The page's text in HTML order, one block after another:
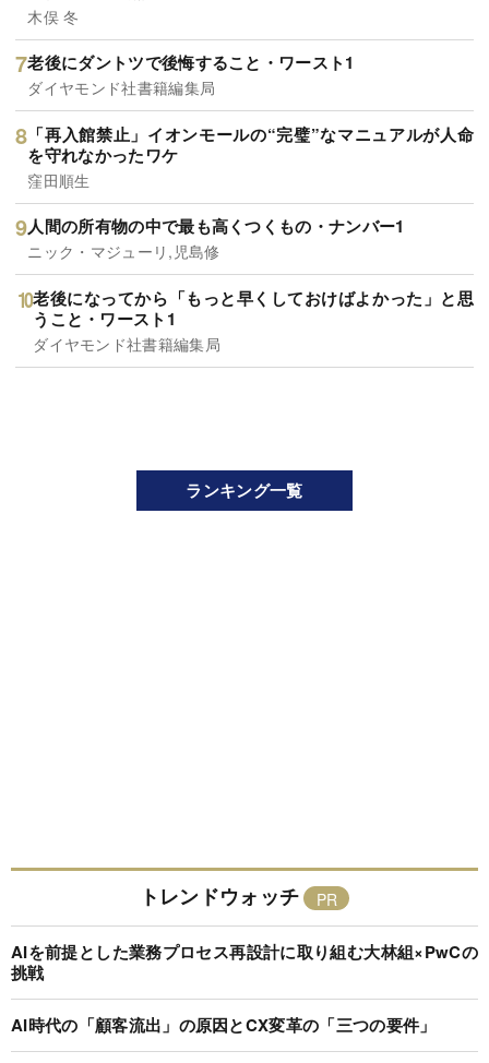
木俣 冬
老後にダントツで後悔すること・ワースト1
ダイヤモンド社書籍編集局
「再入館禁止」イオンモールの“完璧”なマニュアルが人命
を守れなかったワケ
窪田順生
人間の所有物の中で最も高くつくもの・ナンバー1
ニック・マジューリ,児島修
老後になってから「もっと早くしておけばよかった」と思
うこと・ワースト1
ダイヤモンド社書籍編集局
ランキング一覧
トレンドウォッチ
AIを前提とした業務プロセス再設計に取り組む大林組×PwCの
挑戦
AI時代の「顧客流出」の原因とCX変革の「三つの要件」